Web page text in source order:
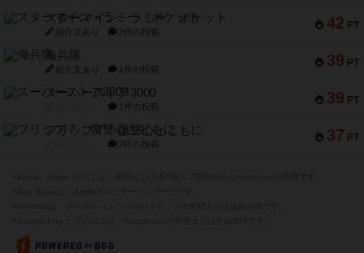
42 PT
スターマイン・ラミー ポケット
紹介文あり 2件の投稿
39 PT
海兵隊
紹介文あり 1件の投稿
39 PT
スーパーストア3000
1件の投稿
37 PT
フリップ７：復讐心とともに
2件の投稿